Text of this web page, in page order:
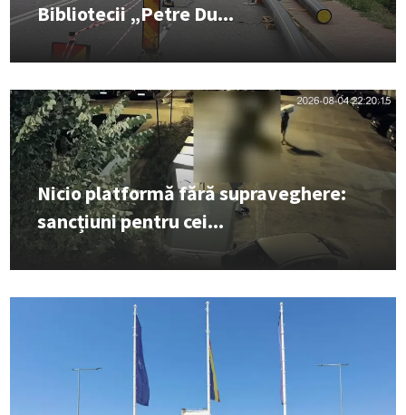
Bibliotecii „Petre Du...
Nicio platformă fără supraveghere:
sancțiuni pentru cei...